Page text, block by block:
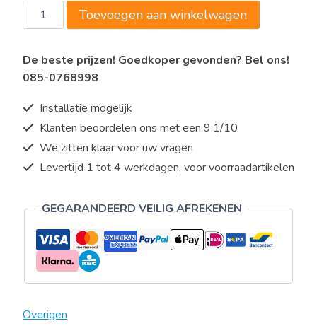
Vrieskast
model
430
CS
PO
aantal
Toevoegen aan winkelwagen
De beste prijzen! Goedkoper gevonden? Bel ons!
085-0768998
Installatie mogelijk
Klanten beoordelen ons met een 9.1/10
We zitten klaar voor uw vragen
Levertijd 1 tot 4 werkdagen, voor voorraadartikelen
GEGARANDEERD VEILIG AFREKENEN
Overigen